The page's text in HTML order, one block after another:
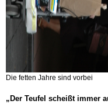
Die fetten Jahre sind vorbei
„Der Teufel scheißt immer